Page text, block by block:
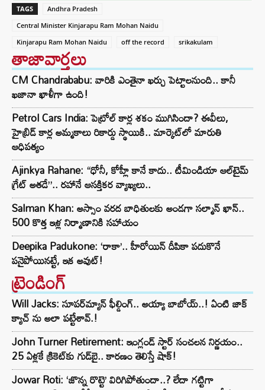
TAGS
Andhra Pradesh
Central Minister Kinjarapu Ram Mohan Naidu
Kinjarapu Ram Mohan Naidu
off the record srikakulam
తాజావార్తలు
CM Chandrababu: వారికి ఎంతైనా ఖర్చు పెట్టాలనుంది.. కానీ
ఖజానా ఖాళీగా ఉంది!
Petrol Cars India: పెట్రోల్ కార్ల శకం ముగిసిందా? ఈవీలు,
హైబ్రిడ్ కార్ల అమ్మకాలు రికార్డు స్థాయికి.. మార్కెట్‌లో మారుతి
ఆధిపత్యం
Ajinkya Rahane: “ధోనీ, కోహ్లీ కానే కాదు.. టీమిండియా ఆల్‌టైమ్
గ్రేట్ అతడే”.. రహానే ఆసక్తికర వ్యాఖ్యలు..
Salman Khan: అస్సాం వరద బాధితులకు అండగా సల్మాన్ ఖాన్..
500 కొత్త ఇళ్ల నిర్మాణానికి సహాయం
Deepika Padukone: ‘రాకా’.. హీరోయిన్ దీపికా పదుకొనే
పనైపోయినట్టే, ఇక అవుట్!
ట్రెండింగ్‌
Will Jacks: సూపర్‌మ్యాన్ ఫీల్డింగ్.. అయ్యా బాబోయ్..! ఏంటి జాక్
క్యాచ్ ను అలా పట్టేశావ్.!
John Turner Retirement: ఇంగ్లండ్ స్టార్ సంచలన నిర్ణయం..
25 ఏళ్లకే క్రికెట్‌కు గుడ్‌బై.. కారణం తెలిస్తే షాక్!
Jowar Roti: ‘జొన్న రొట్టె’ విరిగిపోతుందా..? లేదా గట్టిగా